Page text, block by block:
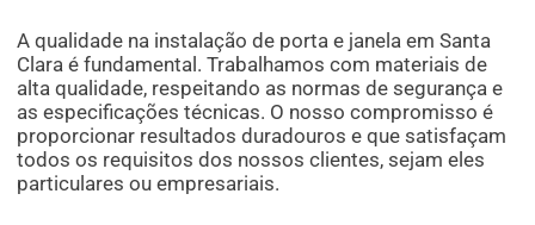
A qualidade na instalação de porta e janela em Santa
Clara é fundamental. Trabalhamos com materiais de
alta qualidade, respeitando as normas de segurança e
as especificações técnicas. O nosso compromisso é
proporcionar resultados duradouros e que satisfaçam
todos os requisitos dos nossos clientes, sejam eles
particulares ou empresariais.